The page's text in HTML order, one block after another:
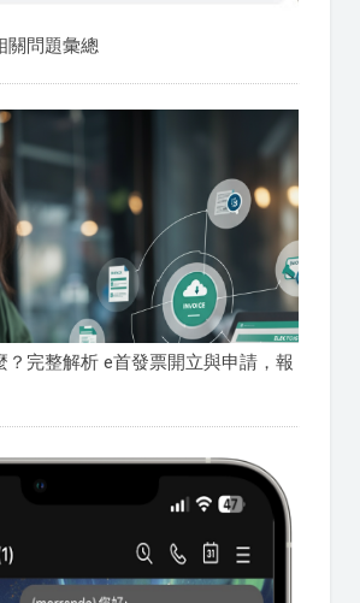
關問題彙總
？完整解析 e首發票開立與申請，報